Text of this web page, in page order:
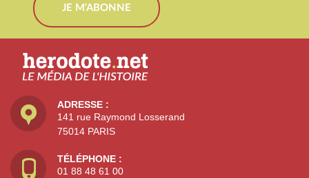
JE M'ABONNE
ADRESSE :
141 rue Raymond Losserand
75014 PARIS
TÉLÉPHONE :
01 88 48 61 00